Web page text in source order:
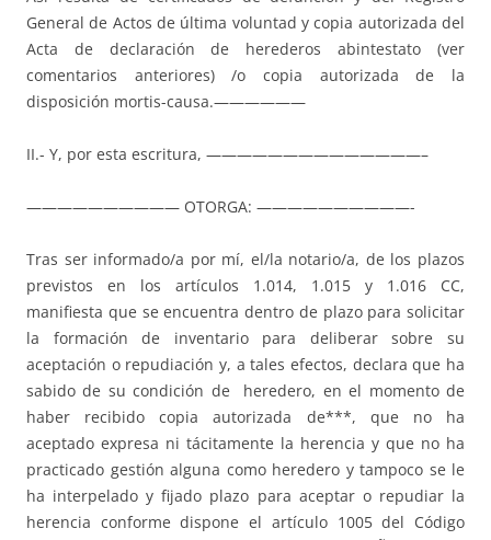
General de Actos de última voluntad y copia autorizada del
Acta de declaración de herederos abintestato (ver
comentarios anteriores) /o copia autorizada de la
disposición mortis-causa.——————
II.- Y, por esta escritura, ——————————————–
—————————— OTORGA: ——————————-
Tras ser informado/a por mí, el/la notario/a, de los plazos
previstos en los artículos 1.014, 1.015 y 1.016 CC,
manifiesta que se encuentra dentro de plazo para solicitar
la formación de inventario para deliberar sobre su
aceptación o repudiación y, a tales efectos, declara que ha
sabido de su condición de heredero, en el momento de
haber recibido copia autorizada de***, que no ha
aceptado expresa ni tácitamente la herencia y que no ha
practicado gestión alguna como heredero y tampoco se le
ha interpelado y fijado plazo para aceptar o repudiar la
herencia conforme dispone el artículo 1005 del Código